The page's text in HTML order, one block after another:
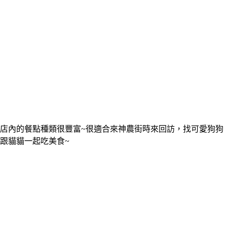
店內的餐點種類很豐富~很適合來神農街時來回訪，找可愛狗狗
跟貓貓一起吃美食~